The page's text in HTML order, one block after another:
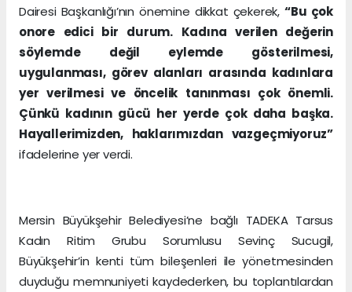
Dairesi Başkanlığı’nın önemine dikkat çekerek,“Bu çok
onore edici bir durum. Kadına verilen değerin
söylemde değil eylemde gösterilmesi,
uygulanması, görev alanları arasında kadınlara
yer verilmesi ve öncelik tanınması çok önemli.
Çünkü kadının gücü her yerde çok daha başka.
Hayallerimizden, haklarımızdan vazgeçmiyoruz”
ifadelerine yer verdi.
Mersin Büyükşehir Belediyesi’ne bağlı TADEKA Tarsus
Kadın Ritim Grubu Sorumlusu Sevinç Sucugil,
Büyükşehir’in kenti tüm bileşenleri ile yönetmesinden
duyduğu memnuniyeti kaydederken, bu toplantılardan